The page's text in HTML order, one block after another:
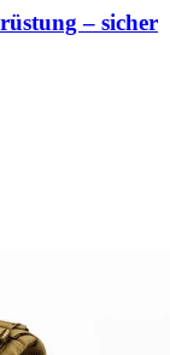
– sicher